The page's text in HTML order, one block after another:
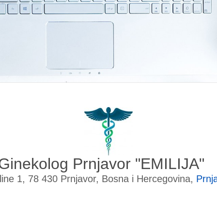
Prnjavor "EMILIJA"
1, 78 430 Prnjavor, Bosna i Hercegovina,